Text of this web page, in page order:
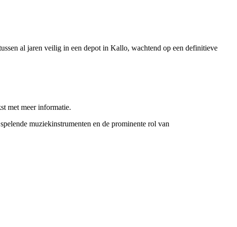
al jaren veilig in een depot in Kallo, wachtend op een definitieve
met meer informatie.
muziekinstrumenten en de prominente rol van